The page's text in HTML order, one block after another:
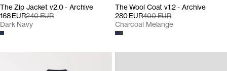
The Zip Jacket v2.0 - Archive
168 EUR240 EUR
Dark Navy
The Wool Coat v1.2 - Archive
280 EUR400 EUR
Charcoal Melange